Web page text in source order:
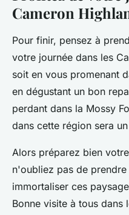
Cameron
Pour finir, pensez à
votre journée dans les
soit en vous promenant
en dégustant un bon
perdant dans la Mossy
dans cette région sera
Alors préparez bien
n'oubliez pas de
immortaliser ces
Bonne visite à tous dans